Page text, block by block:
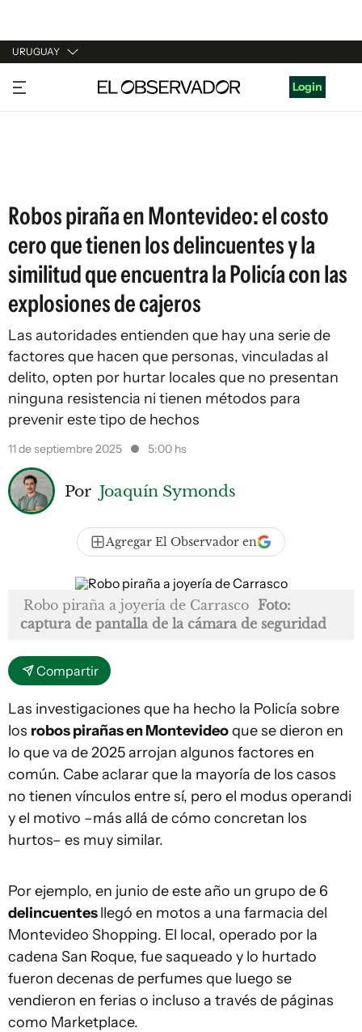
URUGUAY
URUGUAY
ARGENTINA
Login
Robos piraña en Montevideo: el costo
cero que tienen los delincuentes y la
similitud que encuentra la Policía con las
explosiones de cajeros
Las autoridades entienden que hay una serie de
factores que hacen que personas, vinculadas al
delito, opten por hurtar locales que no presentan
ninguna resistencia ni tienen métodos para
prevenir este tipo de hechos
11 de septiembre 2025 5:00 hs
Por Joaquín Symonds
Agregar El Observador en
Robo piraña a joyería de Carrasco Foto:
captura de pantalla de la cámara de seguridad
Compartir
Las investigaciones que ha hecho la Policía sobre
los robos pirañas en Montevideoque se dieron en
lo que va de 2025 arrojan algunos factores en
común. Cabe aclarar que la mayoría de los casos
no tienen vínculos entre sí, pero el modus operandi
y el motivo –más allá de cómo concretan los
hurtos– es muy similar.
Por ejemplo, en junio de este año un grupo de 6
delincuentesllegó en motos a una farmacia del
Montevideo Shopping. El local, operado por la
cadena San Roque, fue saqueado y lo hurtado
fueron decenas de perfumes que luego se
vendieron en ferias o incluso a través de páginas
como Marketplace.